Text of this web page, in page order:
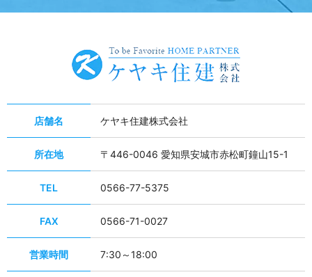
店舗名 ケヤキ住建株式会社
所在地 〒446-0046 愛知県安城市赤松町鐘山15-1
TEL 0566-77-5375
FAX 0566-71-0027
営業時間 7:30～18:00